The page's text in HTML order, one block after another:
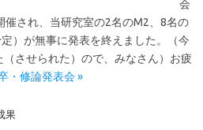
会
催され、当研究室の2名のM2、8名の
）が無事に発表を終えました。（今
させられた）ので、みなさん）お疲
・修論発表会 »
果